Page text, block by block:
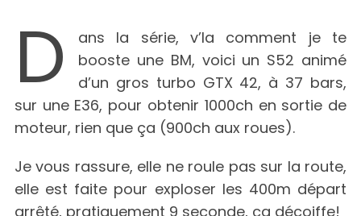
D
ans la série, v’la comment je te
booste une BM, voici un S52 animé
d’un gros turbo GTX 42, à 37 bars,
sur une E36, pour obtenir 1000ch en sortie de
moteur, rien que ça (900ch aux roues).
Je vous rassure, elle ne roule pas sur la route,
elle est faite pour exploser les 400m départ
arrêté, pratiquement 9 seconde, ça décoiffe!